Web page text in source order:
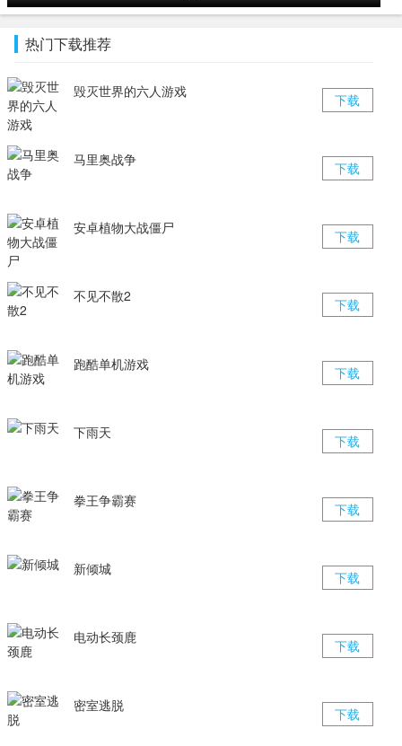
热门下载推荐
下载
毁灭世界的六人游戏
下载
马里奥战争
下载
安卓植物大战僵尸
下载
不见不散2
下载
跑酷单机游戏
下载
下雨天
下载
拳王争霸赛
下载
新倾城
下载
电动长颈鹿
下载
密室逃脱